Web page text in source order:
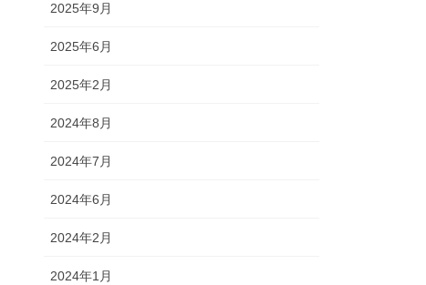
2025年9月
2025年6月
2025年2月
2024年8月
2024年7月
2024年6月
2024年2月
2024年1月